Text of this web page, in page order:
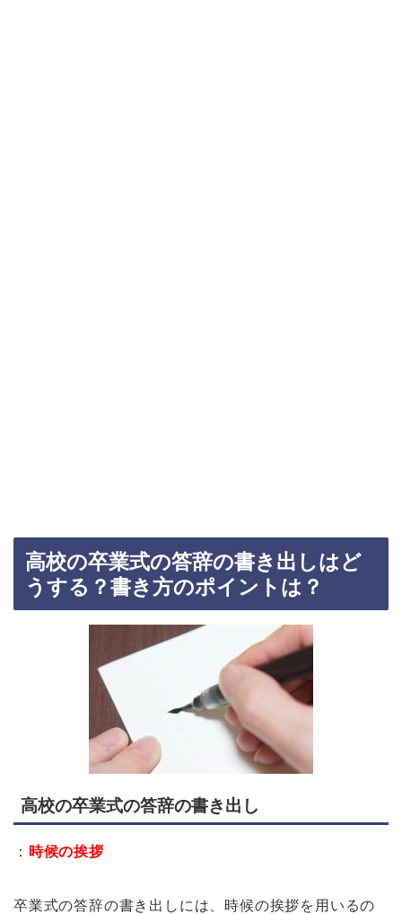
高校の卒業式の答辞の書き出しはど
うする？書き方のポイントは？
高校の卒業式の答辞の書き出し
： 時候の挨拶
卒業式の答辞の書き出しには、時候の挨拶を用いるの